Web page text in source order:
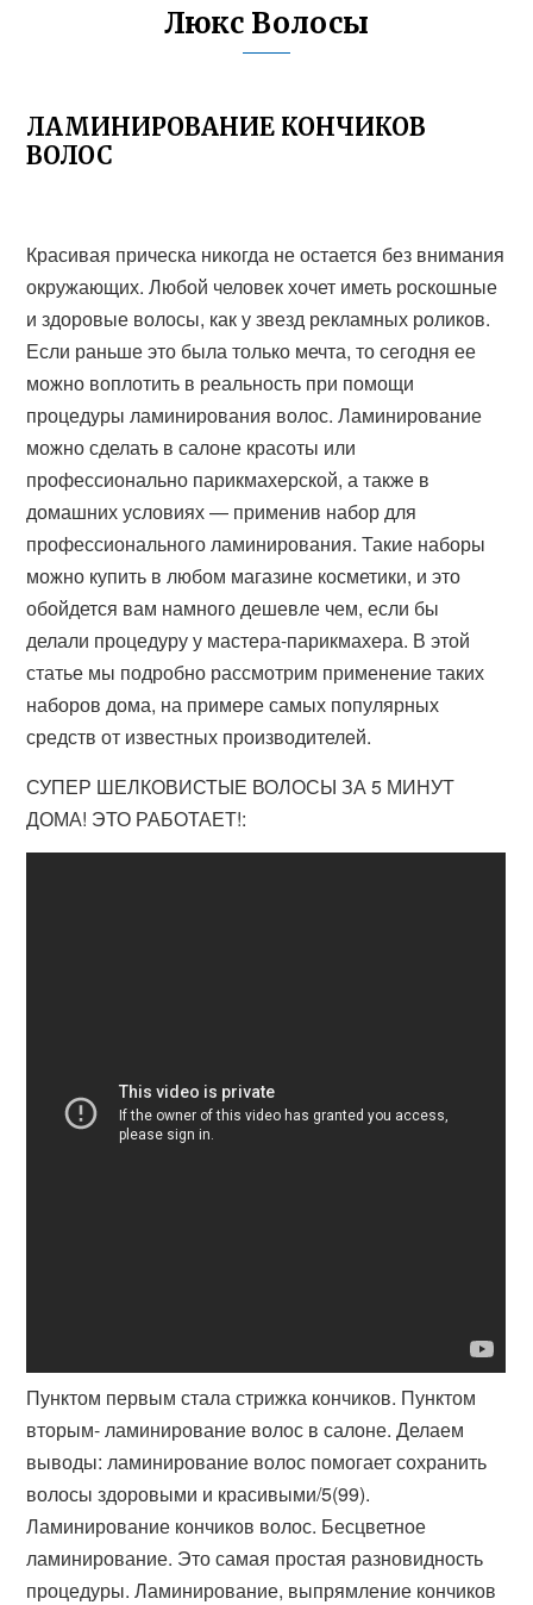
Люкс Волосы
ЛАМИНИРОВАНИЕ КОНЧИКОВ
ВОЛОС
Красивая прическа никогда не остается без внимания
окружающих. Любой человек хочет иметь роскошные
и здоровые волосы, как у звезд рекламных роликов.
Если раньше это была только мечта, то сегодня ее
можно воплотить в реальность при помощи
процедуры ламинирования волос. Ламинирование
можно сделать в салоне красоты или
профессионально парикмахерской, а также в
домашних условиях — применив набор для
профессионального ламинирования. Такие наборы
можно купить в любом магазине косметики, и это
обойдется вам намного дешевле чем, если бы
делали процедуру у мастера-парикмахера. В этой
статье мы подробно рассмотрим применение таких
наборов дома, на примере самых популярных
средств от известных производителей.
СУПЕР ШЕЛКОВИСТЫЕ ВОЛОСЫ ЗА 5 МИНУТ
ДОМА! ЭТО РАБОТАЕТ!:
Пунктом первым стала стрижка кончиков. Пунктом
вторым- ламинирование волос в салоне. Делаем
выводы: ламинирование волос помогает сохранить
волосы здоровыми и красивыми/5(99).
Ламинирование кончиков волос. Бесцветное
ламинирование. Это самая простая разновидность
процедуры. Ламинирование, выпрямление кончиков